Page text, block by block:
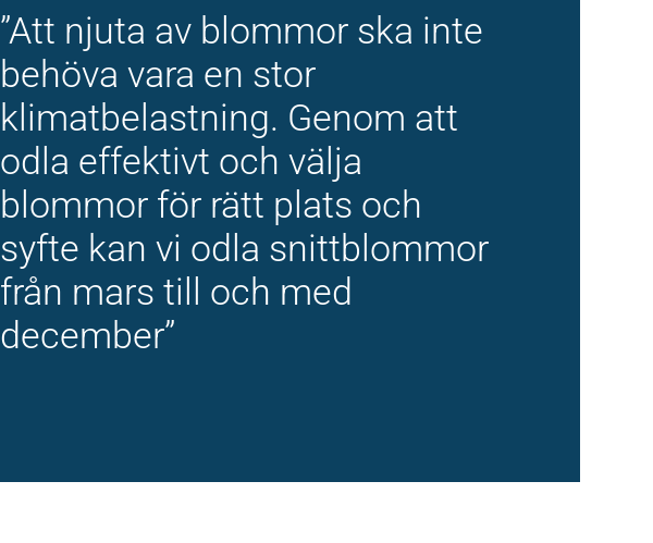
”Att njuta av blommor ska inte
behöva vara en stor
klimatbelastning. Genom att
odla effektivt och välja
blommor för rätt plats och
syfte kan vi odla snittblommor
från mars till och med
december”